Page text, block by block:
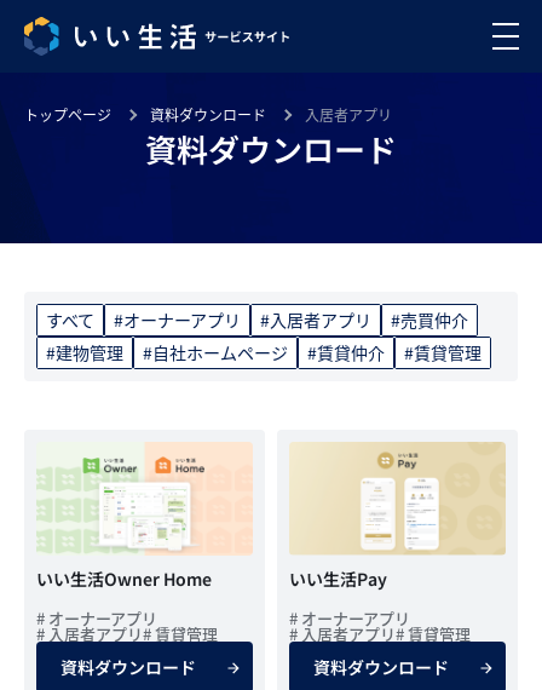
トップページ 資料ダウンロード 入居者アプリ
資料ダウンロード
すべて #オーナーアプリ #入居者アプリ
#売買仲介
#建物管理
#自社ホームページ #賃貸仲介 #賃貸管理
いい生活Owner Home
# オーナーアプリ
# 入居者アプリ# 賃貸管理
資料ダウンロード
いい生活Pay
# オーナーアプリ
# 入居者アプリ# 賃貸管理
資料ダウンロード